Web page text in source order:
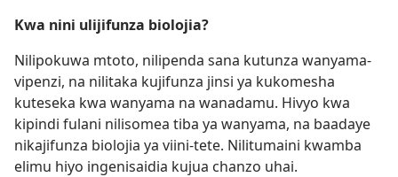
Kwa nini ulijifunza biolojia?
Nilipokuwa mtoto, nilipenda sana kutunza wanyama-
vipenzi, na nilitaka kujifunza jinsi ya kukomesha
kuteseka kwa wanyama na wanadamu. Hivyo kwa
kipindi fulani nilisomea tiba ya wanyama, na baadaye
nikajifunza biolojia ya viini-tete. Nilitumaini kwamba
elimu hiyo ingenisaidia kujua chanzo uhai.